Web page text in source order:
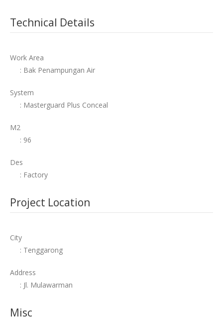
Technical Details
Work Area
: Bak Penampungan Air
System
: Masterguard Plus Conceal
M2
: 96
Des
: Factory
Project Location
City
: Tenggarong
Address
: Jl. Mulawarman
Misc